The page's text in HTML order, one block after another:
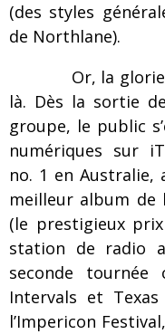
(des styles
de Northlane).
Or, la glorieuse
là. Dès la sortie de
groupe, le public
numériques sur
no. 1 en Australie,
meilleur album de
(le prestigieux
station de radio
seconde tournée
Intervals et
l’Impericon